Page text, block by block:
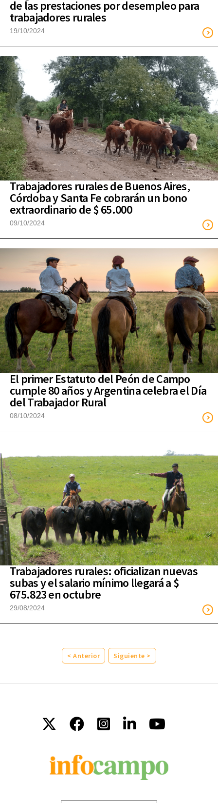
de las prestaciones por desempleo para
trabajadores rurales
19/10/2024
Trabajadores rurales de Buenos Aires,
Córdoba y Santa Fe cobrarán un bono
extraordinario de $ 65.000
09/10/2024
El primer Estatuto del Peón de Campo
cumple 80 años y Argentina celebra el Día
del Trabajador Rural
08/10/2024
Trabajadores rurales: oficializan nuevas
subas y el salario mínimo llegará a $
675.823 en octubre
29/08/2024
< Anterior Siguiente >